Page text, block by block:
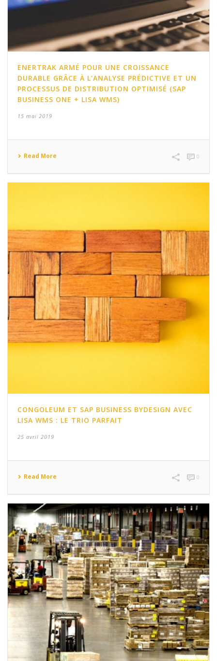
ENERTRAK ARMÉ POUR UNE CROISSANCE
DURABLE GRÂCE À L’ANALYSE PRÉDICTIVE ET UN
PROCESSUS DE DISTRIBUTION OPTIMISÉ (SAP
BUSINESS ONE + LISA WMS)
15 mai 2019
Read More 0
CONGOLEUM ET SAP BUSINESS BYDESIGN AVEC
LISA WMS : LE TRIO PARFAIT
25 avril 2019
Read More 0